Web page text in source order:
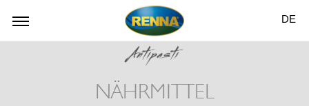
DE
NÄHRMITTEL